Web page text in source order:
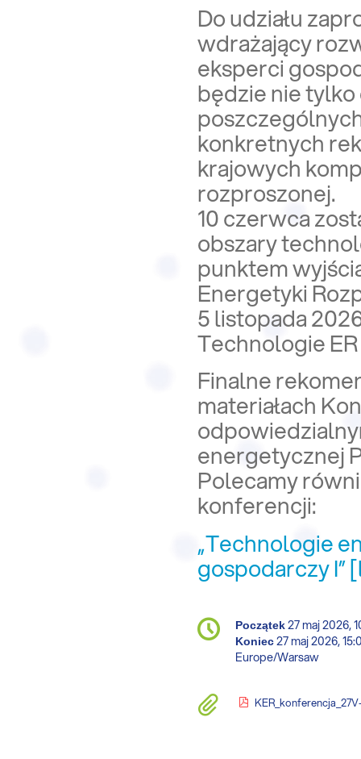
Do udziału
wdrażający
eksperci
będzie nie
konkretnych
krajowych
rozproszonej.
10 czerwca
obszary
punktem
Energetyki
5 listopada
Technologie
Finalne
materiałach
energetycznej
Polecamy
konferencji:
„Technologie
gospodarczy I”
Conference
information
Data/Czas
Początek27 maj 2026,
Koniec27 maj 2026,
All
in
Europe/Warsaw
Materiały
KER_konferencja_27V-Technologie